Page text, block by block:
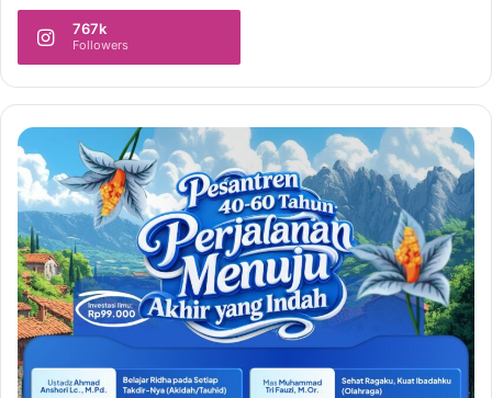
767k
Followers